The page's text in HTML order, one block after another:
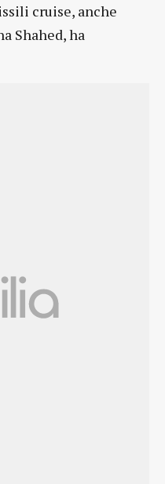
cruise, anche
Shahed, ha